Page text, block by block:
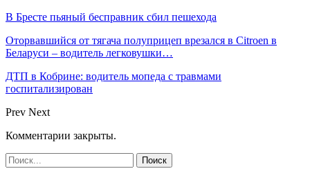
В Бресте пьяный бесправник сбил пешехода
Оторвавшийся от тягача полуприцеп врезался в Citroen в
Беларуси – водитель легковушки…
ДТП в Кобрине: водитель мопеда с травмами
госпитализирован
Prev Next
Комментарии закрыты.